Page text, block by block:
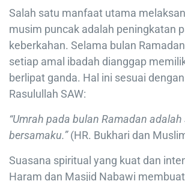
Salah satu manfaat utama
musim puncak adalah peningkatan
keberkahan. Selama bulan
setiap amal ibadah dianggap
berlipat ganda. Hal ini sesuai
Rasulullah SAW:
“Umrah pada bulan Ramadan
bersamaku.”(HR. Bukhari dan
Suasana spiritual yang kuat dan
Haram dan Masjid Nabawi